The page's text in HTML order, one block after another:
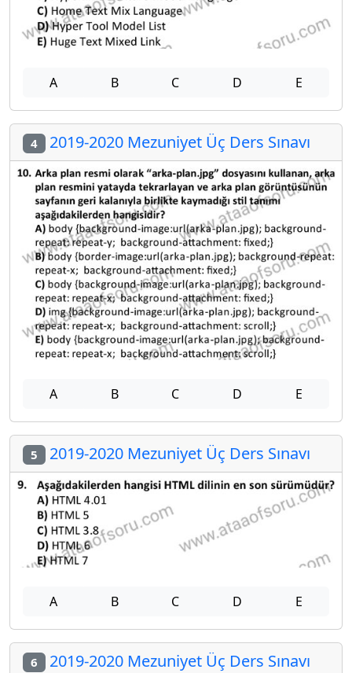
A B C D E
4 2019-2020 Mezuniyet Üç Ders Sınavı
A B C D E
5 2019-2020 Mezuniyet Üç Ders Sınavı
A B C D E
6 2019-2020 Mezuniyet Üç Ders Sınavı